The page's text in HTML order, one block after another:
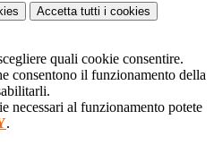
Accetta tutti i cookies
quali cookie consentire.
consentono il funzionamento della
necessari al funzionamento potete
.